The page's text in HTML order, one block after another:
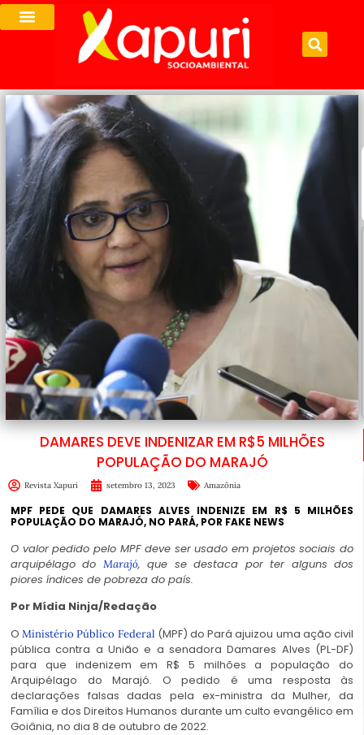
DAMARES DEVE INDENIZAR EM R$5 MILHÕES
POPULAÇÃO DO MARAJÓ
Revista Xapuri setembro 13, 2023 Amazônia
MPF PEDE QUE DAMARES ALVES INDENIZE EM R$ 5 MILHÕES
POPULAÇÃO DO MARAJÓ, NO PARÁ, POR FAKE NEWS
O valor pedido pelo MPF deve ser usado em projetos sociais do
arquipélago do Marajó, que se destaca por ter alguns dos
piores índices de pobreza do país.
Por Mídia Ninja/Redação
OMinistério Público Federal (MPF) do Pará ajuizou uma ação civil
pública contra a União e a senadora Damares Alves (PL-DF)
para que indenizem em R$ 5 milhões a população do
Arquipélago do Marajó. O pedido é uma resposta às
declarações falsas dadas pela ex-ministra da Mulher, da
Família e dos Direitos Humanos durante um culto evangélico em
Goiânia, no dia 8 de outubro de 2022.